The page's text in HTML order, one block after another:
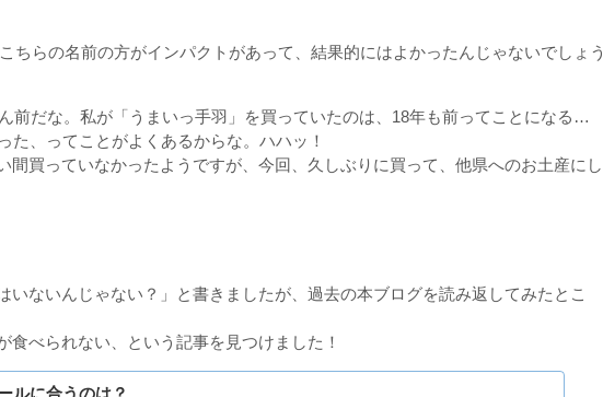
ちらの名前の方がインパクトがあって、結果的にはよかったんじゃないでしょう
前だな。私が「うまいっ手羽」を買っていたのは、18年も前ってことになる…
た、ってことがよくあるからな。ハハッ！
間買っていなかったようですが、今回、久しぶりに買って、他県へのお土産にし
いないんじゃない？」と書きましたが、過去の本ブログを読み返してみたとこ
食べられない、という記事を見つけました！